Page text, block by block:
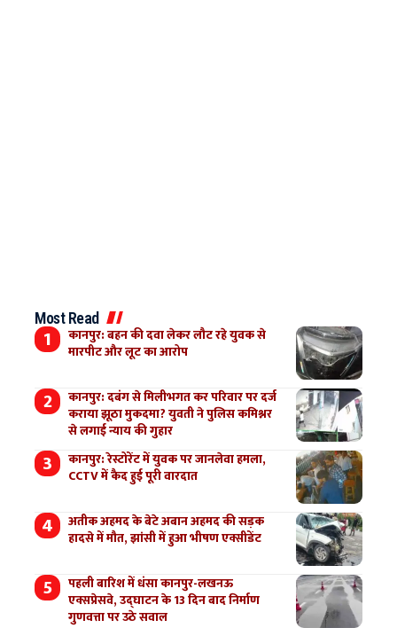
Most Read
कानपुर: बहन की दवा लेकर लौट रहे युवक से
मारपीट और लूट का आरोप
कानपुर: दबंग से मिलीभगत कर परिवार पर दर्ज
कराया झूठा मुकदमा? युवती ने पुलिस कमिश्नर
से लगाई न्याय की गुहार
कानपुर: रेस्टोरेंट में युवक पर जानलेवा हमला,
CCTV में कैद हुई पूरी वारदात
अतीक अहमद के बेटे अबान अहमद की सड़क
हादसे में मौत, झांसी में हुआ भीषण एक्सीडेंट
पहली बारिश में धंसा कानपुर-लखनऊ
एक्सप्रेसवे, उद्घाटन के 13 दिन बाद निर्माण
गुणवत्ता पर उठे सवाल